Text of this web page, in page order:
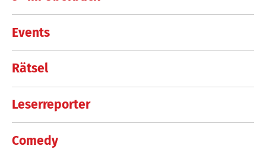
Events
Rätsel
Leserreporter
Comedy